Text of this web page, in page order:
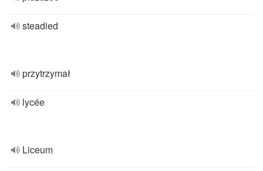
steadied
przytrzymał
lycée
Liceum